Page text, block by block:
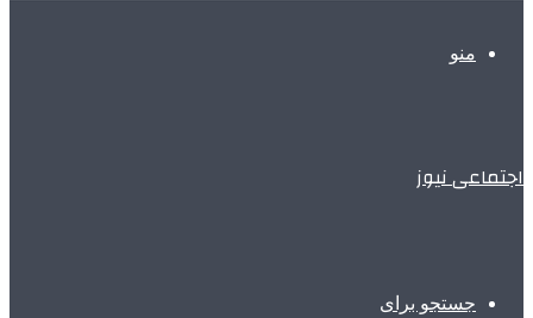
منو
اجتماعی نیوز
جستجو برای